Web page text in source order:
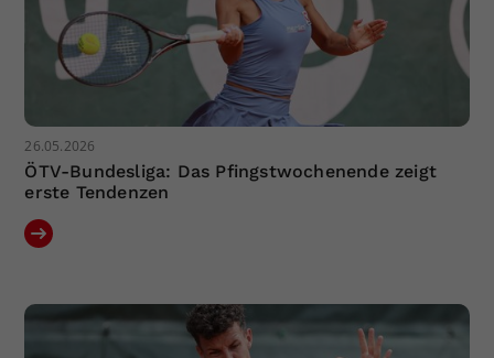
26.05.2026
ÖTV-Bundesliga: Das Pfingstwochenende zeigt
erste Tendenzen